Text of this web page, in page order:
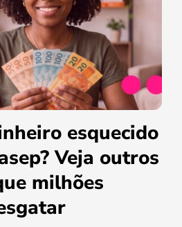
esquecido
Veja outros
milhões